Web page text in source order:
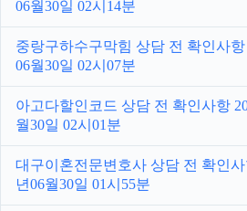
06월30일 02시14분
중랑구하수구막힘 상담 전 확인사항
06월30일 02시07분
아고다할인코드 상담 전 확인사항
월30일 02시01분
대구이혼전문변호사 상담 전 확인사
년06월30일 01시55분